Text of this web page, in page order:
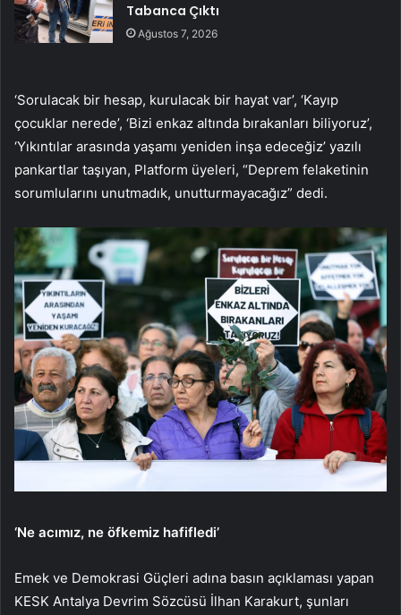
Tabanca Çıktı
Ağustos 7, 2026
‘Sorulacak bir hesap, kurulacak bir hayat var’, ‘Kayıp
çocuklar nerede’, ‘Bizi enkaz altında bırakanları biliyoruz’,
‘Yıkıntılar arasında yaşamı yeniden inşa edeceğiz’ yazılı
pankartlar taşıyan, Platform üyeleri, “Deprem felaketinin
sorumlularını unutmadık, unutturmayacağız” dedi.
‘Ne acımız, ne öfkemiz hafifledi’
Emek ve Demokrasi Güçleri adına basın açıklaması yapan
KESK Antalya Devrim Sözcüsü İlhan Karakurt, şunları